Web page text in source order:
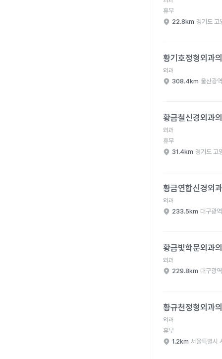
휴무
22.8km 경기도 고
황기호정형외과
외과
308.4km 울산광
황금철신경외과
외과
휴무
31.4km 경기도 고
황금연합신경외
외과
233.5km 대구광
황금빛학문외과
외과
229.8km 대구광
황규천정형외과
외과
휴무
1.2km 서울특별시